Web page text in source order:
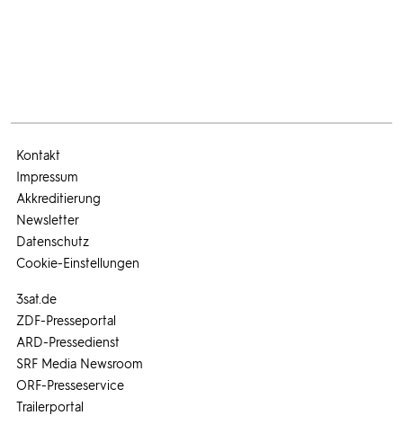
3sat.de
ZDF-Presseportal
ARD-Pressedienst
SRF Media Newsroom
ORF-Presseservice
Trailerportal
Kontakt
Impressum
Akkreditierung
Newsletter
Datenschutz
Cookie-Einstellungen